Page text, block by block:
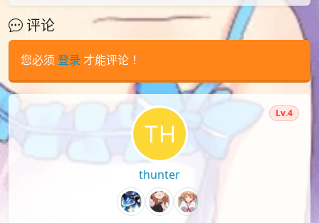
评论
您必须 登录 才能评论！
thunter
Lv.4